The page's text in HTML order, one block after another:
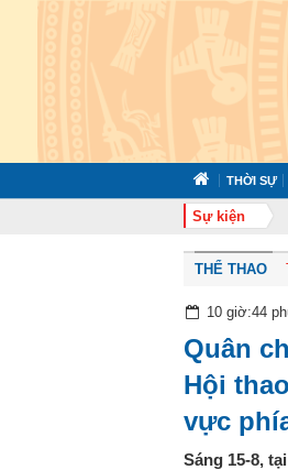
THỜI SỰ
Sự kiện
chức tập huấn cán bộ năm 2026 Trung
THỂ THAO
10 giờ:44
Quân
Hội
vực
Sáng 15-8,